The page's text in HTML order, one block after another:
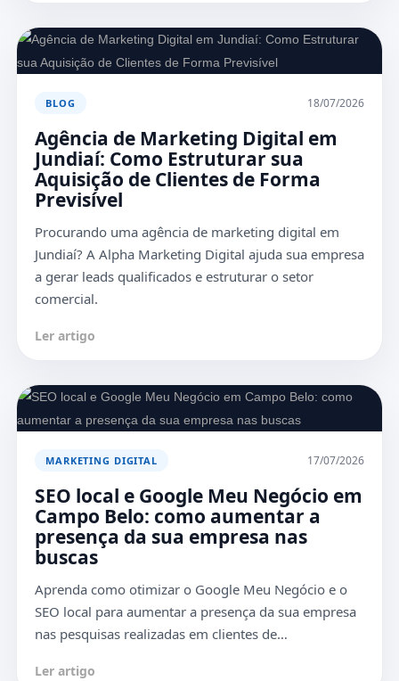
BLOG 18/07/2026
Agência de Marketing Digital em
Jundiaí: Como Estruturar sua
Aquisição de Clientes de Forma
Previsível
Procurando uma agência de marketing digital em
Jundiaí? A Alpha Marketing Digital ajuda sua empresa
a gerar leads qualificados e estruturar o setor
comercial.
Ler artigo
MARKETING DIGITAL 17/07/2026
SEO local e Google Meu Negócio em
Campo Belo: como aumentar a
presença da sua empresa nas
buscas
Aprenda como otimizar o Google Meu Negócio e o
SEO local para aumentar a presença da sua empresa
nas pesquisas realizadas em clientes de…
Ler artigo